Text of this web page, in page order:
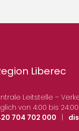
Liberec
Leitstelle –
von 4:00 bis
704 702 000
|